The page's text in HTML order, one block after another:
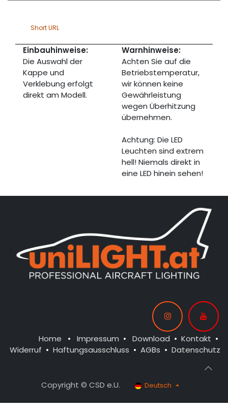
Short URL
Einbauhinweise:
Die Auswahl der
Kappe und
Verklebung erfolgt
direkt am Modell.
Warnhinweise:
Achten Sie auf die
Betriebstemperatur,
wir können keine
Gewährleistung
wegen Überhitzung
übernehmen.
Achtung: Die LED
Leuchten sind extrem
hell! Niemals direkt in
eine LED hinein sehen!
Home • Impressum • Download • Kontakt •
Widerruf • Haftungsausschluss • AGBs • Datenschutz
Copyright © CSD e.U. Deutsch